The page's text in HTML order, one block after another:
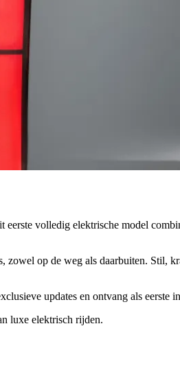
volledig elektrische model
op de weg als daarbuiten. Stil,
updates en ontvang als
luxe elektrisch rijden.